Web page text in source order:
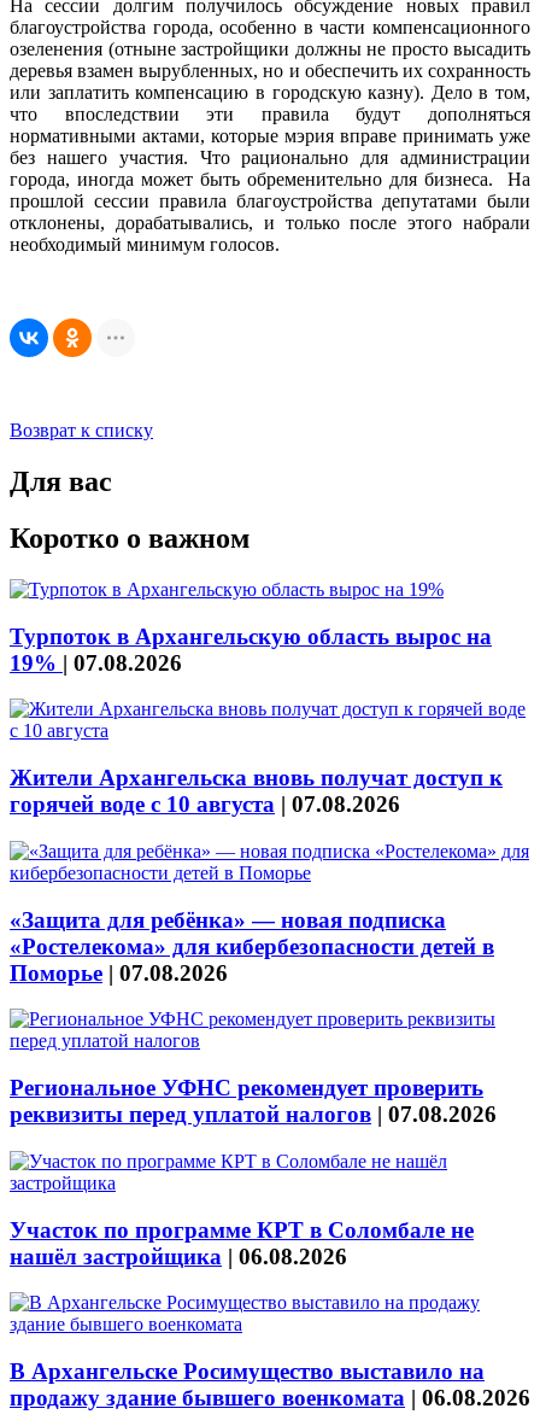
На сессии долгим получилось обсуждение новых правил
благоустройства города, особенно в части компенсационного
озеленения (отныне застройщики должны не просто высадить
деревья взамен вырубленных, но и обеспечить их сохранность
или заплатить компенсацию в городскую казну). Дело в том,
что впоследствии эти правила будут дополняться
нормативными актами, которые мэрия вправе принимать уже
без нашего участия. Что рационально для администрации
города, иногда может быть обременительно для бизнеса. На
прошлой сессии правила благоустройства депутатами были
отклонены, дорабатывались, и только после этого набрали
необходимый минимум голосов.
Возврат к списку
Для вас
Коротко о важном
Турпоток в Архангельскую область вырос на
19% | 07.08.2026
Жители Архангельска вновь получат доступ к
горячей воде с 10 августа | 07.08.2026
«Защита для ребёнка» — новая подписка
«Ростелекома» для кибербезопасности детей в
Поморье | 07.08.2026
Региональное УФНС рекомендует проверить
реквизиты перед уплатой налогов | 07.08.2026
Участок по программе КРТ в Соломбале не
нашёл застройщика | 06.08.2026
В Архангельске Росимущество выставило на
продажу здание бывшего военкомата | 06.08.2026